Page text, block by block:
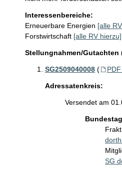
Interessenbereiche:
Erneuerbare Energien [alle
Forstwirtschaft [alle RV hierzu]
Stellungnahmen/Gutachten
SG2509040008 (
Adressatenkreis:
Versendet am
Bundestag
SG